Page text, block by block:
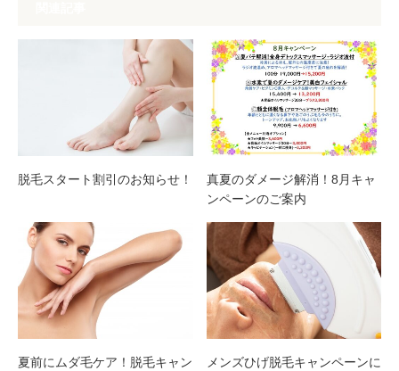
脱毛スタート割引のお知らせ！
真夏のダメージ解消！8月キャ
ンペーンのご案内
夏前にムダ毛ケア！脱毛キャン
メンズひげ脱毛キャンペーンに